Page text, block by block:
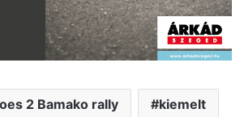
2 Bamako rally kiemelt